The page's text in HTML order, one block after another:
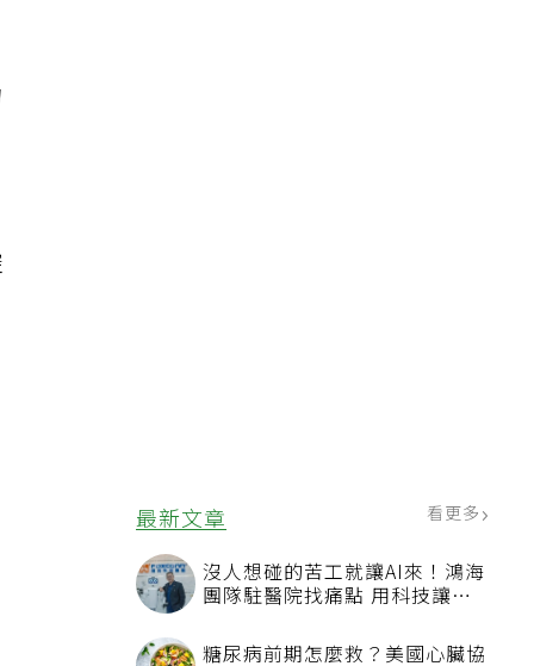
最新文章 看更多
沒人想碰的苦工就讓AI來！鴻海
團隊駐醫院找痛點 用科技讓醫